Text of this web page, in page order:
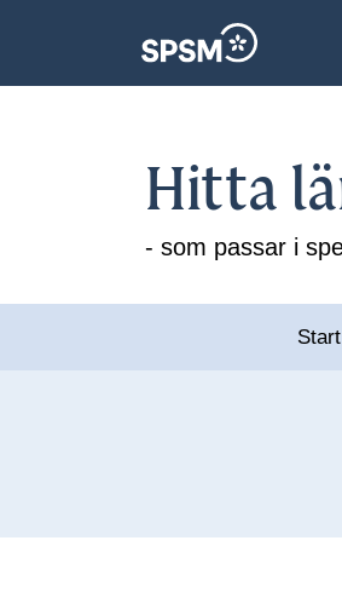
Hitta
- som passar i
Start